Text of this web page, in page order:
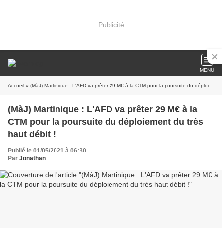
Publicité
MENU
Accueil » (MàJ) Martinique : L'AFD va prêter 29 M€ à la CTM pour la poursuite du déploiement du très haut débit !
(MàJ) Martinique : L'AFD va prêter 29 M€ à la
CTM pour la poursuite du déploiement du très
haut débit !
Publié le 01/05/2021 à 06:30
Par Jonathan